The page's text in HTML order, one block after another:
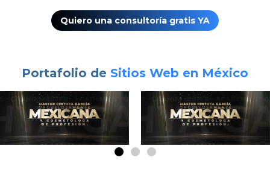
Quiero una consultoría gratis YA
Portafolio de Sitios Web en México